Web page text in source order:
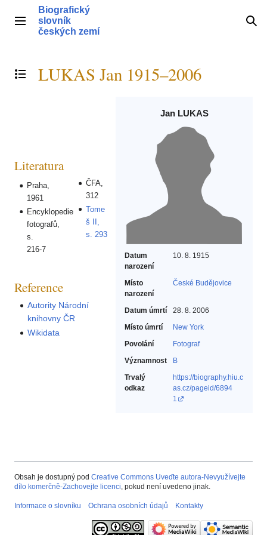
obsahHlavní menu
Biografický
slovník
českých zemí
Přepnout obsah
LUKAS Jan 1915–2006
Jan LUKAS
Datum
narození
10. 8. 1915
Místo
narození
České Budějovice
Datum úmrtí
28. 8. 2006
Místo úmrtí
New York
Povolání
Fotograf‎
Významnost
B
Trvalý
odkaz
https://biography.hiu.c
as.cz/pageid/6894
1
Literatura
Praha,
1961
Encyklopedie
fotografů,
s.
216-7
ČFA,
312
Tome
š II,
s. 293
Reference
Autority Národní
knihovny ČR
Wikidata
Obsah je dostupný pod Creative Commons Uveďte autora-Nevyužívejte
dílo komerčně-Zachovejte licenci, pokud není uvedeno jinak.
Informace o slovníku Ochrana osobních údajů Kontakty